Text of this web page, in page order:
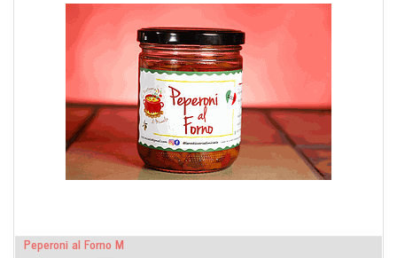
Peperoni al Forno M